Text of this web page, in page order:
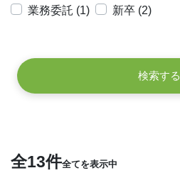
業務委託 (1)
新卒 (2)
検索する
全13件全てを表示中